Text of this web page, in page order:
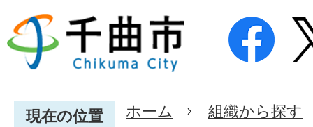
現在の位置 ホーム 組織から探す